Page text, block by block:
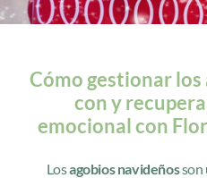
Cómo gestionar
con y
emocional con
Losagobios navideñosson